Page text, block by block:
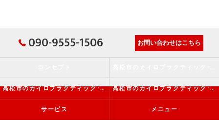
090-9555-1506 お問い合わせはこちら
高松市のカイロプラクティック･か・から～ず施術院の評判 高松市のカイロプラクティック･か・から～ず施術院のお客様の声
サービス メニュー